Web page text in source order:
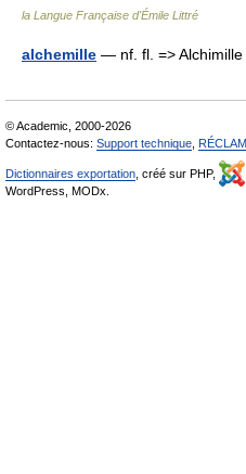
la Langue Française d'Émile Littré
alchemille — nf. fl. =>
© Academic, 2000-2026
Contactez-nous: Support technique
Dictionnaires exportation , créé sur PHP,
WordPress, MODx.